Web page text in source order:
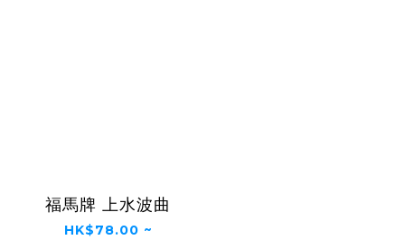
福馬牌 上水波曲
HK$78.00 ~